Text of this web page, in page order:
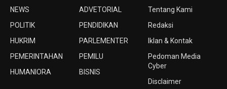
NEWS
POLITIK
HUKRIM
PEMERINTAHAN
HUMANIORA
ADVETORIAL
PENDIDIKAN
PARLEMENTER
PEMILU
BISNIS
Tentang Kami
Redaksi
Iklan & Kontak
Pedoman Media
Cyber
Disclaimer